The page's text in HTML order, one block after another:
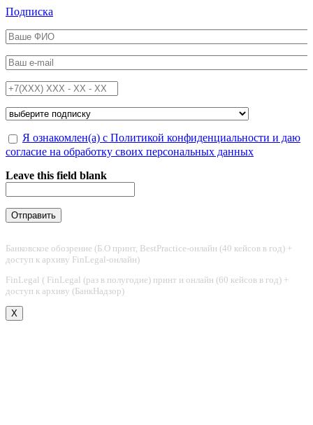
Перейти к основному содержанию
Подписка
ФИО*
Email*
Телефон*
Подписка на*
Обработка персональных данных*
Я ознакомлен(а) с Политикой конфиденциальности и даю
согласие на обработку своих персональных данных
Leave this field blank
Банковское обозрение (Б.О принт, BestPractice-онлайн (40 кейсов в год) +
доступ к архиву FinLegal-онлайн)
FinLegal ( FinLegal (раз в полугодие) принт и онлайн (60 кейсов в год) +
доступ к архиву (БанкНадзор)
X